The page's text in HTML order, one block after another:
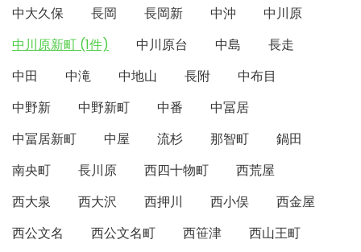
中大久保
長岡 長岡新 中沖
中川原
中川原新町 (1件)
中川原台 中島
長走
中田
中滝 中地山 長附
中布目
中野新
中野新町 中番
中冨居
中冨居新町
中屋 流杉 那智町
鍋田
南央町
長川原 西四十物町
西荒屋
西大泉
西大沢 西押川 西小俣
西金屋
西公文名
西公文名町 西笹津
西山王町